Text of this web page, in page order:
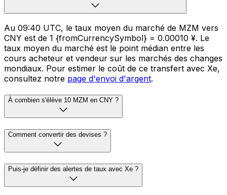
Au 09:40 UTC, le taux moyen du marché de MZM vers
CNY est de 1 {fromCurrencySymbol} = 0.00010 ¥. Le
taux moyen du marché est le point médian entre les
cours acheteur et vendeur sur les marchés des changes
mondiaux. Pour estimer le coût de ce transfert avec Xe,
consultez notre page d'envoi d'argent.
À combien s'élève 10 MZM en CNY ?
Comment convertir des devises ?
Puis-je définir des alertes de taux avec Xe ?